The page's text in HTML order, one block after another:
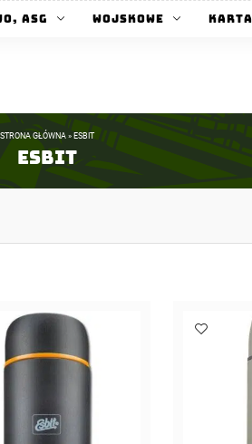
ASG Wojskowe
STRONA GŁÓWNA » ESBIT
Esbit